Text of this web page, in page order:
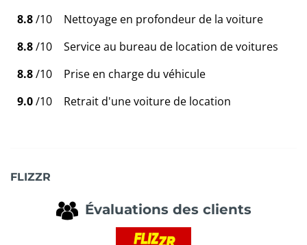
8.8/10
Nettoyage en profondeur de la voiture
8.8/10
Service au bureau de location de voitures
8.8/10
Prise en charge du véhicule
9.0/10 Retrait d'une voiture de location
FLIZZR
Évaluations des clients